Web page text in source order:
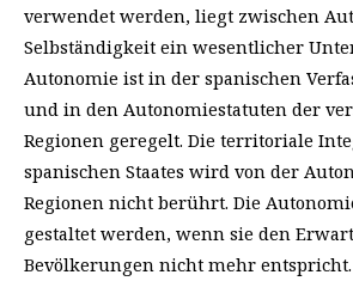
verwendet werden, liegt zwischen
Selbständigkeit ein wesentlicher
Autonomie ist in der spanischen
und in den Autonomiestatuten der
Regionen geregelt. Die territoriale
spanischen Staates wird von der
Regionen nicht berührt. Die
gestaltet werden, wenn sie den
Bevölkerungen nicht mehr